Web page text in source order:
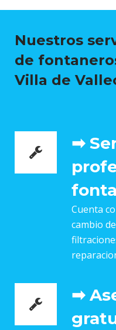
Nuestros
de
Villa de
➡
Cuenta
cambio
➡